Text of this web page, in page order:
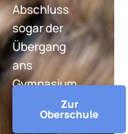
Abschluss
sogar der
Übergang
ans
Gymnasium.
Zur
Oberschule